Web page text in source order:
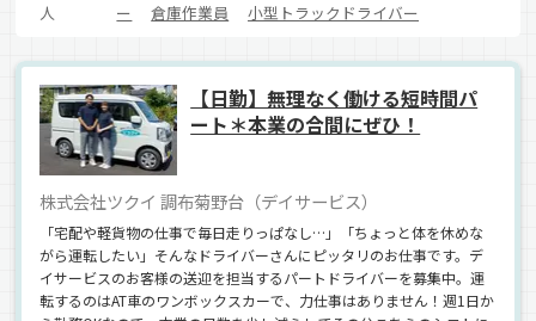
人
ー
倉庫作業員 小型トラックドライバー
【日勤】無理なく働ける短時間パ
ート＊本業の合間にぜひ！
株式会社ツクイ 調布菊野台（デイサービス）
「宅配や軽貨物の仕事で毎日走りっぱなし…」「ちょっと体を休めな
がら運転したい」そんなドライバーさんにピッタリのお仕事です。デ
イサービスのお客様の送迎を担当するパートドライバーを募集中。運
転するのはAT車のワンボックスカーで、力仕事はありません！週1日か